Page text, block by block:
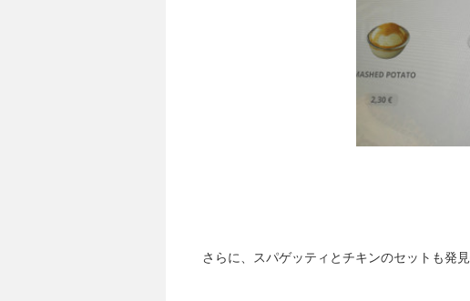
さらに、スパゲッティとチキンのセットも発見